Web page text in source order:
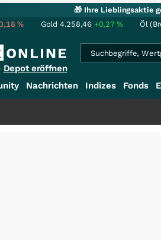
🎁 Ihre Lieblingsaktie
% Gold 4.258,46 +0,27% Öl
Depot eröffnen
Nachrichten Indizes Fonds